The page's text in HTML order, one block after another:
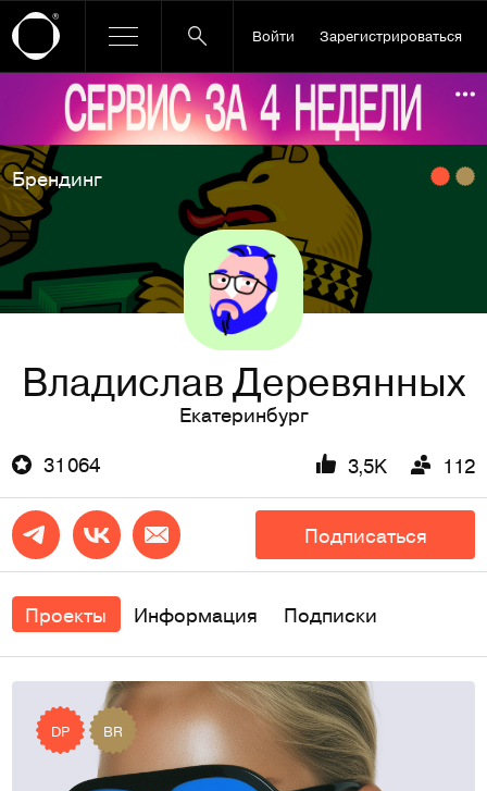
Войти Зарегистрироваться
Ссылка баннера
Брендинг
Владислав Деревянных
Екатеринбург
31 064
3,5K 112
Подписаться
Проекты Информация Подписки
DP BR